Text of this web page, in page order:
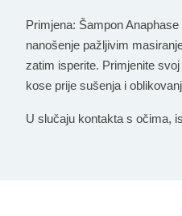
Primjena: Šampon
nanošenje pažljivim
zatim isperite. Primjenite
kose prije sušenja i
U slučaju kontakta s očima,